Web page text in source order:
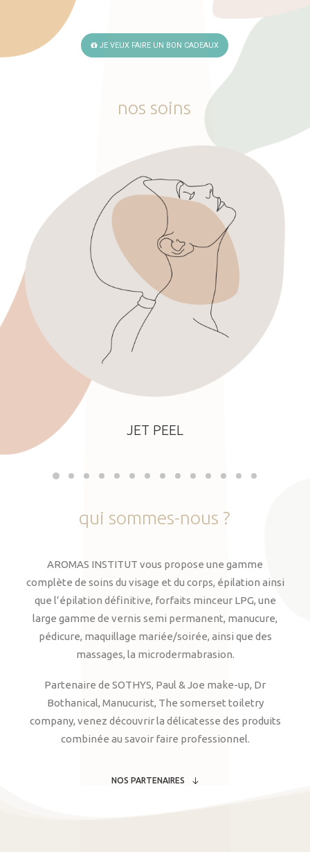
JE VEUX FAIRE UN BON CADEAUX
nos soins
JET PEEL
qui sommes-nous ?
AROMAS INSTITUT vous propose une gamme
complète de soins du visage et du corps, épilation ainsi
que l’épilation définitive, forfaits minceur LPG, une
large gamme de vernis semi permanent, manucure,
pédicure, maquillage mariée/soirée, ainsi que des
massages, la microdermabrasion.
Partenaire de SOTHYS, Paul & Joe make-up, Dr
Bothanical, Manucurist, The somerset toiletry
company, venez découvrir la délicatesse des produits
combinée au savoir faire professionnel.
NOS PARTENAIRES